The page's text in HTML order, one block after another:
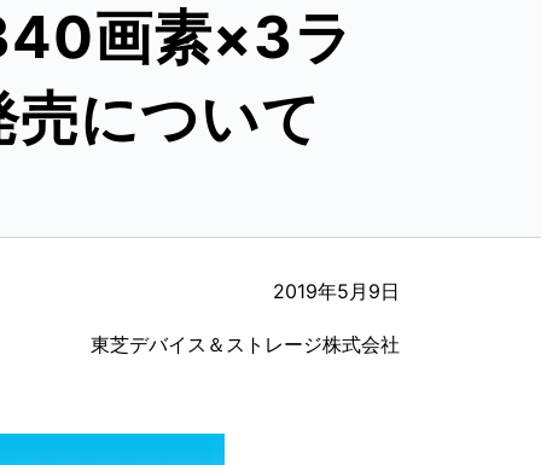
画素×3ラ
について
2019年5月9日
東芝デバイス＆ストレージ株式会社